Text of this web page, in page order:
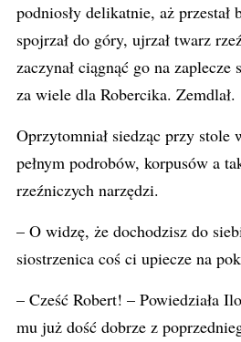
podniosły delikatnie, aż
spojrzał do góry, ujrzał twarz
zaczynał ciągnąć go na zaplecze
za wiele dla Robercika. Zemdlał.
Oprzytomniał siedząc przy stole
pełnym podrobów, korpusów a
rzeźniczych narzędzi.
– O widzę, że dochodzisz do
siostrzenica coś ci upiecze na
– Cześć Robert! – Powiedziała
mu już dość dobrze z